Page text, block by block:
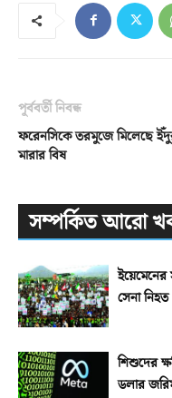
পূর্ববর্তী নিবন্ধ
ফরেনসিকে তরমুজে মিলেছে
মারার বিষ
সম্পর্কিত আরো
ইয়েমেনের
সেনা নিহত
শিশুদের
ডলার